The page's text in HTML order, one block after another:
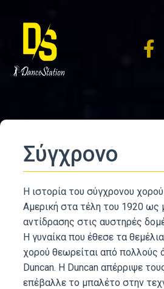
content
Σύγχρονο
Η ιστορία του σύγχρονου
Αμερική στα τέλη του 1920 ως
αντίδρασης στις αυστηρές
Η γυναίκα που έθεσε τα
χορού θεωρείται από πολλούς
Duncan. Η Duncan απέρριψε
επέβαλλε το μπαλέτο στην